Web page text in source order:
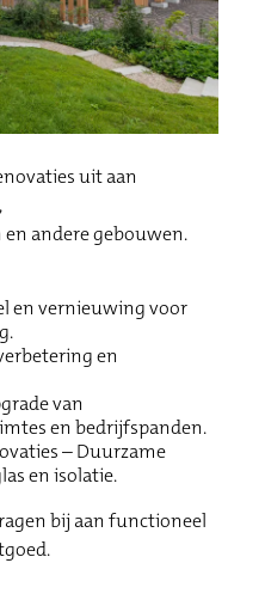
uit aan
andere gebouwen.
en vernieuwing voor
en
van
en bedrijfspanden.
– Duurzame
en isolatie.
bij aan functioneel